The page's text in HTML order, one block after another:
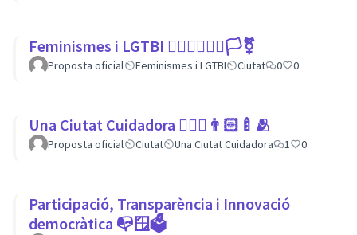
Feminismes i LGTBI 💁🏽‍♀👩‍❤️‍👩🏳️‍⚧️
Proposta oficial Feminismes i LGTBI Ciutat 0 0
Una Ciutat Cuidadora 💆🏾‍♀️👨🏻‍🍼🫂
Proposta oficial Ciutat Una Ciutat Cuidadora 1 0
Participació, Transparència i Innovació
democràtica 📭🪟🗳